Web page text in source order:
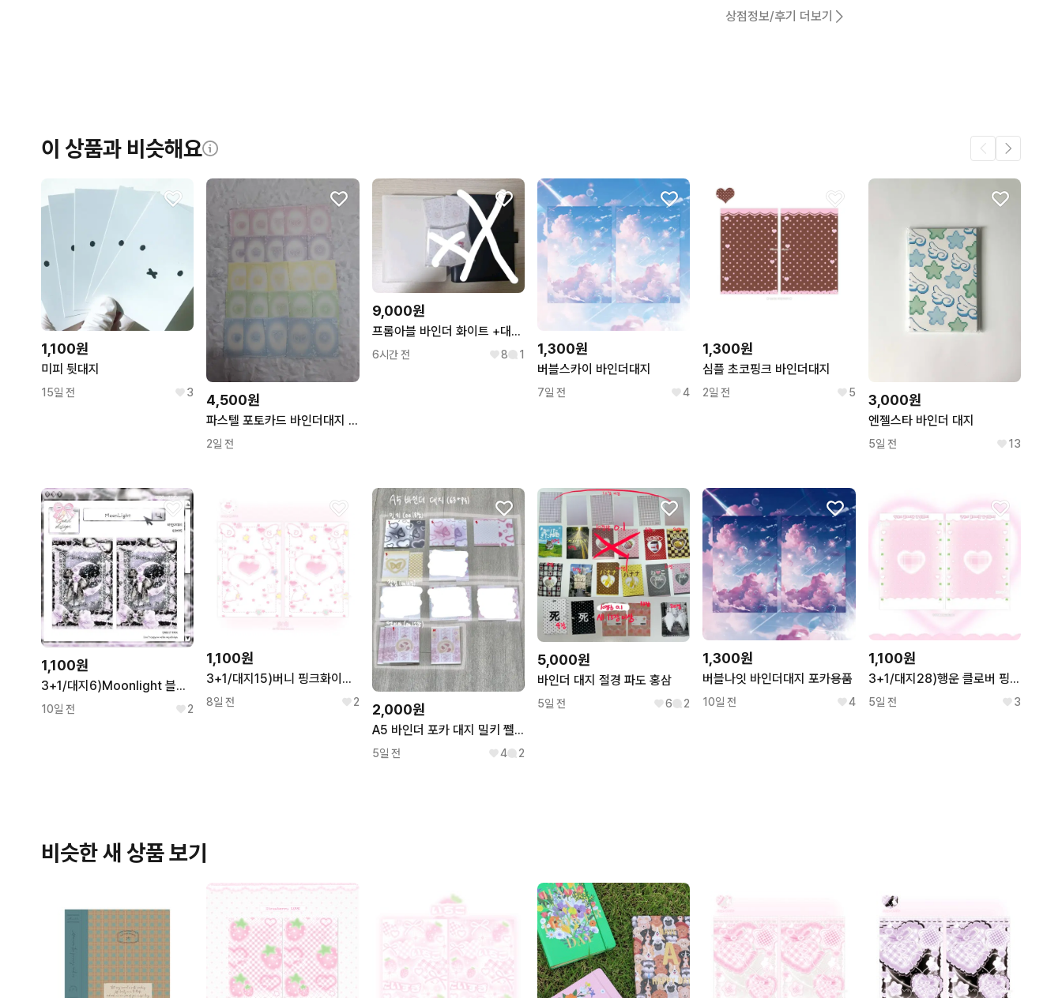
꼭 필요한 문의만 해요. 2
번개페이를 잘 받아줘요.
상점정보/후기 더보기
이 상품과 비슷해요
1,100원
미피 뒷대지
15일 전 3 4,500원
파스텔 포토카드 바인더대지 5색 혼합 100장
2일 전
9,000원
프롬아블 바인더 화이트 +대지 40장 판매
6시간 전 8 1 1,300원
버블스카이 바인더대지
7일 전 4
1,300원
심플 초코핑크 바인더대지
2일 전 5 3,000원
엔젤스타 바인더 대지
5일 전 13
1,100원
3+1/대지6)Moonlight 블랙퍼플 바인더대지
10일 전 2
1,100원
3+1/대지15)버니 핑크화이트 바인더대지
8일 전 2 2,000원
A5 바인더 포카 대지 밀키 쩰이야
5일 전 4 2
5,000원
바인더 대지 절경 파도 홍삼
5일 전 6 2
1,300원
버블나잇 바인더대지 포카용품
10일 전 4
1,100원
3+1/대지28)행운 클로버 핑크 바인더대지 B급 파본
5일 전 3
비슷한 새 상품 보기